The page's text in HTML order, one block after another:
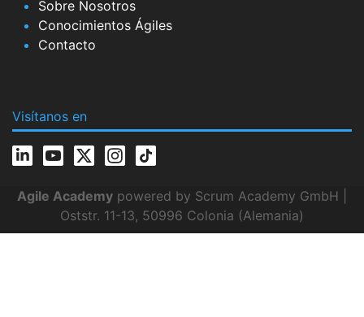
Sobre Nosotros
Conocimientos Ágiles
Contacto
Visítanos en
Agile Academy powered by Scrum Academy GmbH |
Oststr. 11-13, 50996 Colonia (Alemania)